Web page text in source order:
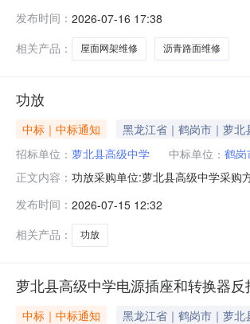
沥青路面等维修项目采购数量
发布时间： 2026-07-16 17:38
相关产品：
屋面网架维修 沥青路面维修
功放
中标｜中标通知 黑龙江省｜鹤岗市｜萝北
招标单位： 萝北县高级中学 中标单位： 鹤岗
正文内容： 功放采购单位:萝北县高级中学采购
发布时间： 2026-07-15 12:32
相关产品：
功放
萝北县高级中学电源插座和转换器
中标｜中标通知 黑龙江省｜鹤岗市｜萝北